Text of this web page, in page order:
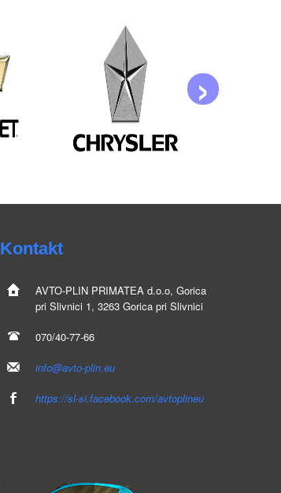
›
Kontakt
AVTO-PLIN PRIMATEA d.o.o, Gorica
pri Slivnici 1, 3263 Gorica pri Slivnici
070/40-77-66
info@avto-plin.eu
https://sl-si.facebook.com/avtoplineu